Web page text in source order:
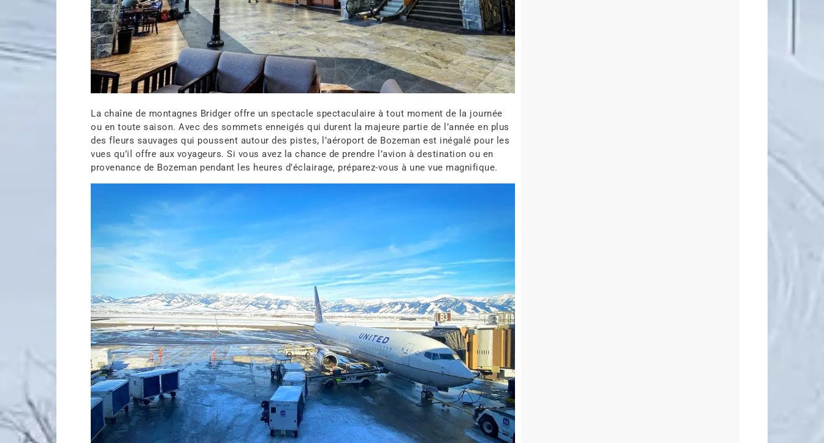
La chaîne de montagnes Bridger offre un spectacle spectaculaire à tout moment de la journée
ou en toute saison. Avec des sommets enneigés qui durent la majeure partie de l’année en plus
des fleurs sauvages qui poussent autour des pistes, l’aéroport de Bozeman est inégalé pour les
vues qu’il offre aux voyageurs. Si vous avez la chance de prendre l’avion à destination ou en
provenance de Bozeman pendant les heures d’éclairage, préparez-vous à une vue magnifique.